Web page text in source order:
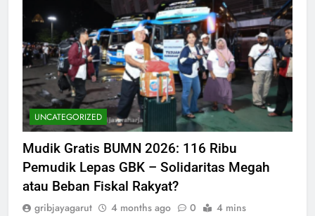
UNCATEGORIZED
Mudik Gratis BUMN 2026: 116 Ribu
Pemudik Lepas GBK – Solidaritas Megah
atau Beban Fiskal Rakyat?
gribjayagarut 4 months ago 0 4 mins